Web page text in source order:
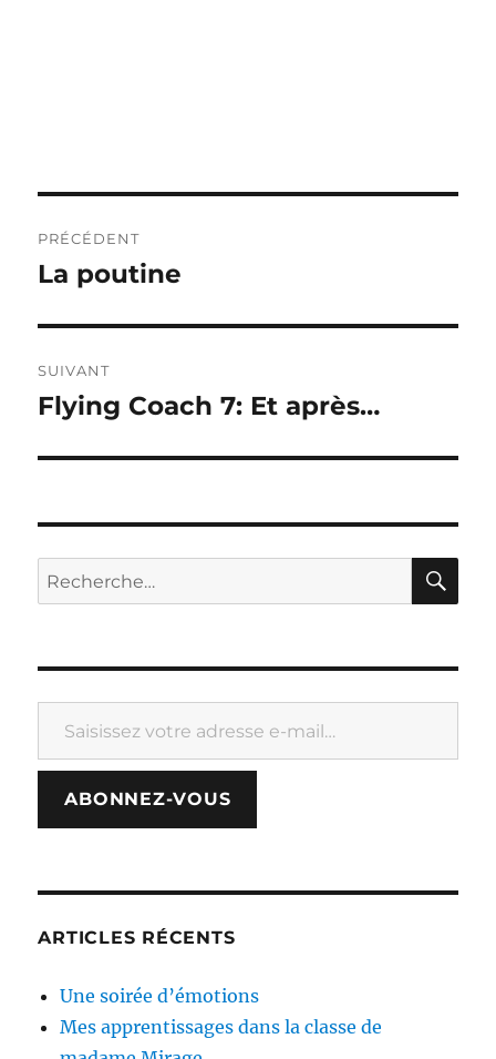
de
PRÉCÉDENT
Publication
La poutine
SUIVANT
Publication
Flying Coach 7: Et après…
Recherche
pour :
Saisissez votre adresse e-mail…
ABONNEZ-VOUS
ARTICLES RÉCENTS
Une soirée d’émotions
Mes apprentissages dans la classe de